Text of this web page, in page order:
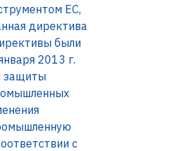
ЕС,
директива
были
2013 г.
защиты
с